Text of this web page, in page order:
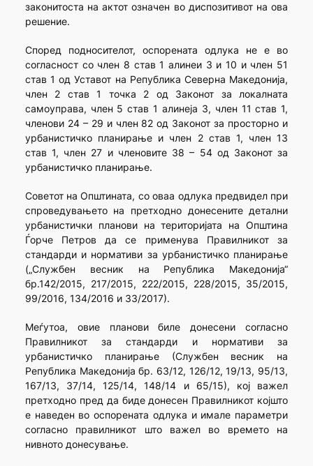
законитоста на актот означен во диспозитивот на ова
решение.
Според подносителот, оспорената одлука не е во
согласност со член 8 став 1 алинеи 3 и 10 и член 51
став 1 од Уставот на Република Северна Македонија,
член 2 став 1 точка 2 од Законот за локалната
самоуправа, член 5 став 1 алинеја 3, член 11 став 1,
членови 24 – 29 и член 82 од Законот за просторно и
урбанистичко планирање и член 2 став 1, член 13
став 1, член 27 и членовите 38 – 54 од Законот за
урбанистичко планирање.
Советот на Општината, со оваа одлука предвидел при
спроведувањето на претходно донесените детални
урбанистички планови на територијата на Општина
Ѓорче Петров да се применува Правилникот за
стандарди и нормативи за урбанистичко планирање
(„Службен весник на Република Македонија“
бр.142/2015, 217/2015, 222/2015, 228/2015, 35/2015,
99/2016, 134/2016 и 33/2017).
Меѓутоа, овие планови биле донесени согласно
Правилникот за стандарди и нормативи за
урбанистичко планирање (Службен весник на
Република Македонија бр. 63/12, 126/12, 19/13, 95/13,
167/13, 37/14, 125/14, 148/14 и 65/15), кој важел
претходно пред да биде донесен Правилникот којшто
е наведен во оспорената одлука и имале параметри
согласно правилникот што важел во времето на
нивното донесување.